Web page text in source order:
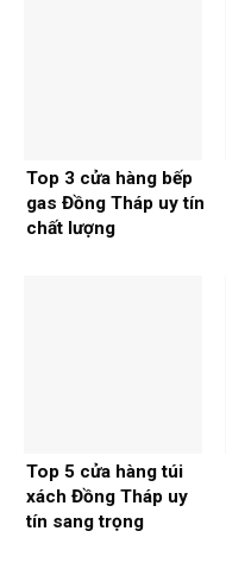
Top 3 cửa hàng bếp
gas Đồng Tháp uy tín
chất lượng
Top 5 cửa hàng túi
xách Đồng Tháp uy
tín sang trọng